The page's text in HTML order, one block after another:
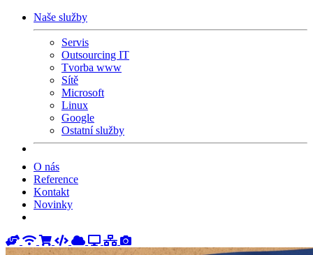
Naše služby
Servis
Outsourcing IT
Tvorba www
Sítě
Microsoft
Linux
Google
Ostatní služby
O nás
Reference
Kontakt
Novinky